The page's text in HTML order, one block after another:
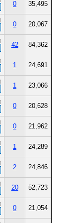
0 35,495
0 20,067
42 84,362
1 24,691
1 23,066
0 20,628
0 21,962
1 24,289
2 24,846
20 52,723
0 21,054